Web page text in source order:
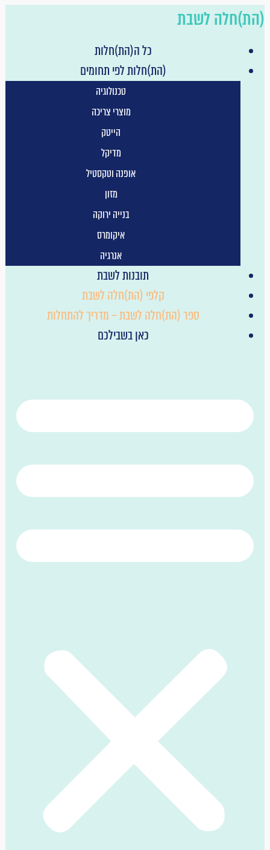
לשבת
כל ה(הת)חלות
(הת)חלות לפי תחומים
טכנולוגיה
מוצרי צריכה
הייטק
מדיקל
אופנה וטקסטיל
מזון
בנייה ירוקה
איקומרס
אנרגיה
תובנות לשבת
קלפי (הת)חלה לשבת
ספר (הת)חלה לשבת – מדריך להתחלות
כאן בשבילכם